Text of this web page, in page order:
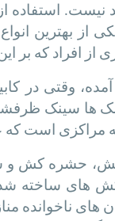
استفاده
از بهترین
افراد که بر
وقتی در
ها سینک
به مراکزی است
کش، حشره کش و
های ساخته شده
های